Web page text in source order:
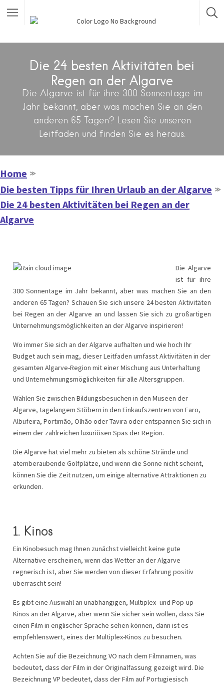
Die 24 besten Aktivitäten bei
Regen an der Algarve
Die Algarve ist für ihre 300 Sonnentage im
Jahr bekannt, aber was machen Sie an den
anderen 65 Tagen? Lesen Sie unseren
Leitfaden und finden Sie es heraus.
Home ≫
Die besten Tipps für Ihren Urlaub an der Algarve ≫
Die 24 besten Aktivitäten bei Regen an der
Algarve
Die Algarve
ist für ihre
300 Sonnentage im Jahr bekannt, aber was machen Sie an den
anderen 65 Tagen? Schauen Sie sich unsere 24 besten Aktivitäten
bei Regen an der Algarve an und lassen Sie sich zu großartigen
Unternehmungsmöglichkeiten an der Algarve inspirieren!
Wo immer Sie sich an der Algarve aufhalten und wie hoch Ihr
Budget auch sein mag, dieser Leitfaden umfasst Aktivitäten in der
gesamten Algarve-Region mit einer Mischung aus Unterhaltung
und Unternehmungsmöglichkeiten für alle Altersgruppen.
Wählen Sie zwischen Bildungsbesuchen in den Museen der
Algarve, tagelangem Stöbern in den Einkaufszentren von Faro,
Albufeira, Portimão, Olhão oder Tavira oder entspannen Sie sich in
einem der zahlreichen luxuriösen Spas der Region.
Die Algarve hat viel mehr zu bieten als schöne Strände und
atemberaubende Golfplätze, und wenn die Sonne nicht scheint,
können Sie die Zeit nutzen, um einige alternative Attraktionen zu
erkunden.
1. Kinos
Ein Kinobesuch mag Ihnen zunächst vielleicht keine gute
Alternative erscheinen, wenn das Wetter an der Algarve
regnerisch ist, aber Sie werden von dieser Erfahrung positiv
überrascht sein!
Es gibt eine Auswahl an unabhängigen, Multiplex- und Pop-up-
Kinos an der Algarve, aber wenn Sie sicher sein wollen, dass Sie
einen Film in englischer Sprache sehen können, dann ist es
empfehlenswert, eines der Multiplex-Kinos zu besuchen.
Achten Sie auf die Bezeichnung VO nach dem Filmnamen, was
bedeutet, dass der Film in der Originalfassung gezeigt wird. Die
Bezeichnung VP bedeutet, dass der Film auf Portugiesisch